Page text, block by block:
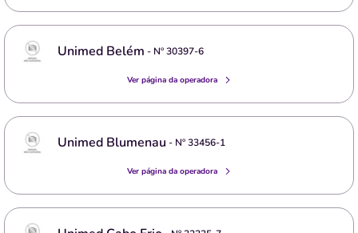
Unimed Belém - Nº30397-6
Ver página da operadora
Unimed Blumenau - Nº33456-1
Ver página da operadora